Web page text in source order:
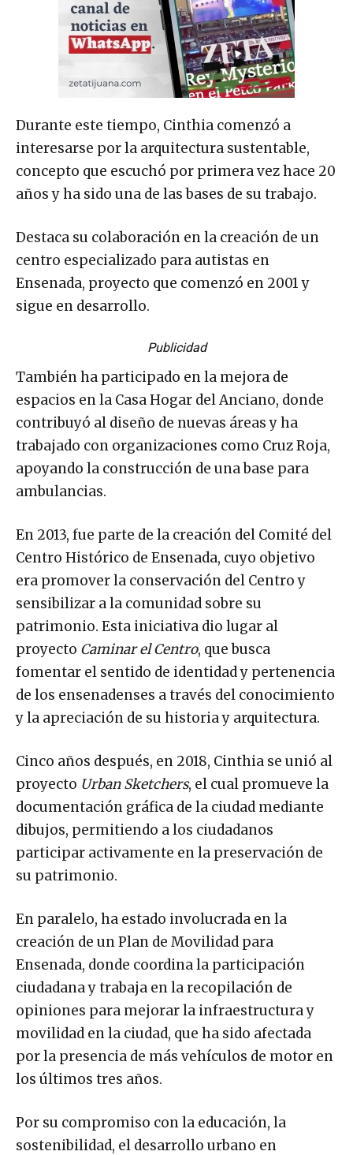
Durante este tiempo, Cinthia comenzó a
interesarse por la arquitectura sustentable,
concepto que escuchó por primera vez hace 20
años y ha sido una de las bases de su trabajo.
Destaca su colaboración en la creación de un
centro especializado para autistas en
Ensenada, proyecto que comenzó en 2001 y
sigue en desarrollo.
Publicidad
También ha participado en la mejora de
espacios en la Casa Hogar del Anciano, donde
contribuyó al diseño de nuevas áreas y ha
trabajado con organizaciones como Cruz Roja,
apoyando la construcción de una base para
ambulancias.
En 2013, fue parte de la creación del Comité del
Centro Histórico de Ensenada, cuyo objetivo
era promover la conservación del Centro y
sensibilizar a la comunidad sobre su
patrimonio. Esta iniciativa dio lugar al
proyecto Caminar el Centro, que busca
fomentar el sentido de identidad y pertenencia
de los ensenadenses a través del conocimiento
y la apreciación de su historia y arquitectura.
Cinco años después, en 2018, Cinthia se unió al
proyecto Urban Sketchers, el cual promueve la
documentación gráfica de la ciudad mediante
dibujos, permitiendo a los ciudadanos
participar activamente en la preservación de
su patrimonio.
En paralelo, ha estado involucrada en la
creación de un Plan de Movilidad para
Ensenada, donde coordina la participación
ciudadana y trabaja en la recopilación de
opiniones para mejorar la infraestructura y
movilidad en la ciudad, que ha sido afectada
por la presencia de más vehículos de motor en
los últimos tres años.
Por su compromiso con la educación, la
sostenibilidad, el desarrollo urbano en